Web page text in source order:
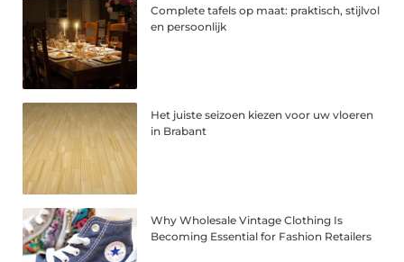
Complete tafels op maat: praktisch, stijlvol
en persoonlijk
Het juiste seizoen kiezen voor uw vloeren
in Brabant
Why Wholesale Vintage Clothing Is
Becoming Essential for Fashion Retailers